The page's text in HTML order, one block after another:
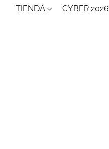
TIENDA CYBER 2026